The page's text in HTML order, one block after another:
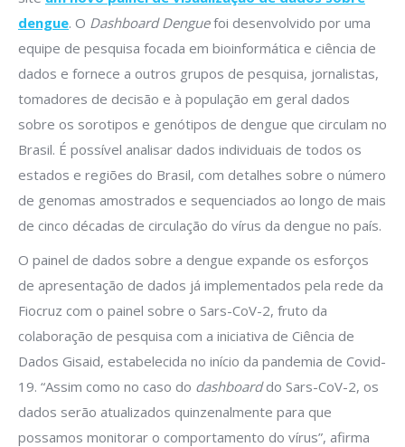
dengue. O Dashboard Denguefoi desenvolvido por uma
equipe de pesquisa focada em bioinformática e ciência de
dados e fornece a outros grupos de pesquisa, jornalistas,
tomadores de decisão e à população em geral dados
sobre os sorotipos e genótipos de dengue que circulam no
Brasil. É possível analisar dados individuais de todos os
estados e regiões do Brasil, com detalhes sobre o número
de genomas amostrados e sequenciados ao longo de mais
de cinco décadas de circulação do vírus da dengue no país.
O painel de dados sobre a dengue expande os esforços
de apresentação de dados já implementados pela rede da
Fiocruz com o painel sobre o Sars-CoV-2, fruto da
colaboração de pesquisa com a iniciativa de Ciência de
Dados Gisaid, estabelecida no início da pandemia de Covid-
19. “Assim como no caso do dashboarddo Sars-CoV-2, os
dados serão atualizados quinzenalmente para que
possamos monitorar o comportamento do vírus”, afirma